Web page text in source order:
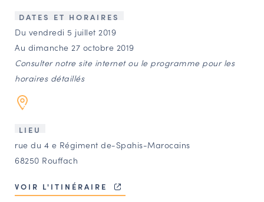
CONTACT
Agenda
Annuaire
Ressources
OFFRES D’EMPLOI ET DE STAGE
OUTILS EN LIGNE
DATES ET HORAIRES
Du vendredi 5 juillet 2019
Au dimanche 27 octobre 2019
Consulter notre site internet ou le programme pour les
horaires détaillés
LIEU
rue du 4 e Régiment de-Spahis-Marocains
68250 Rouffach
VOIR L'ITINÉRAIRE